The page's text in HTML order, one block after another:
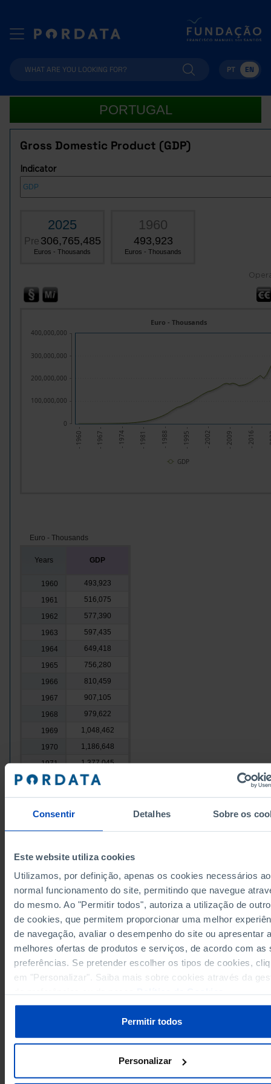
Consentir Detalhes Sobre os
Este website utiliza cookies
Utilizamos, por definição, apenas os cookies necessários ao
normal funcionamento do site, permitindo que navegue
do mesmo. Ao "Permitir todos", autoriza a utilização de
de cookies, que permitem proporcionar uma melhor
de navegação, avaliar o desempenho do site ou apresentar
melhores ofertas de produtos e serviços, de acordo com as
preferências. Se pretender escolher os tipos de cookies,
em "Personalizar". Saiba mais sobre cookies através da
Permitir todos
Personalizar
PT EN
PORTUGAL
Gross Domestic Product (GDP)
Indicator
2025
Pre 306,765,485
Euros - Thousands
1960
493,923
Euros - Thousands
- 1960 - - 1967 - - 1974 - - 1981 - - 1988 - - 1995 - - 2002 - - 2009 - - 2016 - -
Euro - Thousands
0
100,000,000
200,000,000
300,000,000
400,000,000
GDP
Euro - Thousands
Years GDP
1960
493,923
1961
516,075
1962
577,390
1963
597,435
1964
649,418
1965
756,280
1966
810,459
1967
907,105
1968
979,622
1969
1,048,462
1970
1,186,648
1971
1,377,045
1972
1,624,357
1973
1,919,137
1974
1975
2,632,302
1977
4,074,282
1978
5,039,270
1979
6,404,329
1980
8,356,818
10,058,168
1983
15,440,028
1984
18,948,920
28,332,521
1988
40,045,842
Sources/Entities: INE, PORDATA
RELATED